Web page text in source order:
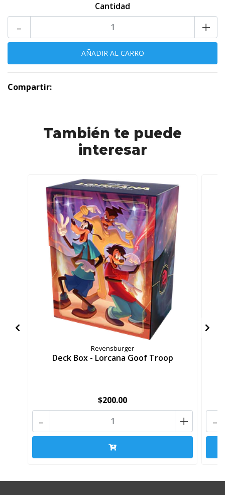
Cantidad
+
-
Compartir:
También te puede
interesar
Revensburger
Deck Box - Lorcana Goof Troop
$200.00
+
- -